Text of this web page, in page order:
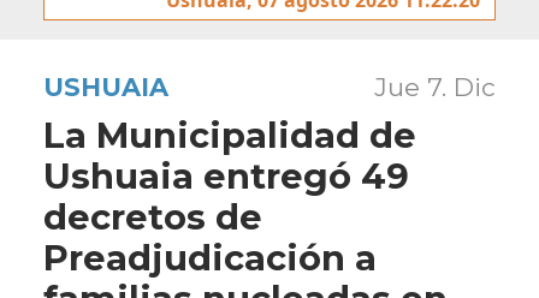
USHUAIA Jue 7. Dic
La Municipalidad de
Ushuaia entregó 49
decretos de
Preadjudicación a